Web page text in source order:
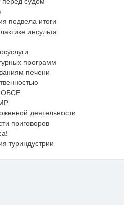
подвела итоги
инсульта
программ
печени
ОБСЕ
деятельности
приговоров
туриндустрии